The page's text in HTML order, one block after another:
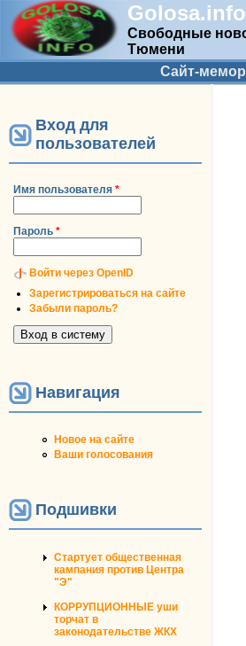
Golosa.info
Свободные
Тюмени
Дополнительное меню
Сайт-
Вход для
пользователей
Имя пользователя *
Пароль *
Войти через OpenID
Зарегистрироваться на сайте
Забыли пароль?
Навигация
Новое на сайте
Ваши голосования
Подшивки
Стартует общественная
кампания против Центра
"Э"
КОРРУПЦИОННЫЕ уши
торчат в
законодательстве ЖКХ